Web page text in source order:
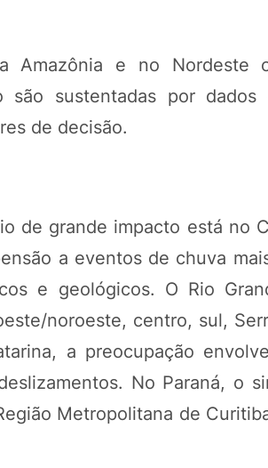
Amazônia e no Nordeste
são sustentadas por dados
de decisão.
de grande impacto está no
a eventos de chuva
e geológicos. O Rio
noroeste, centro, sul,
a preocupação
No Paraná, o
Metropolitana de